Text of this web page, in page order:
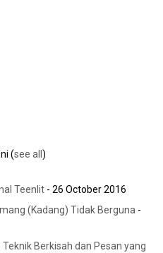
(see all )
Teenlit - 26 October 2016
(Kadang) Tidak Berguna -
Berkisah dan Pesan yang